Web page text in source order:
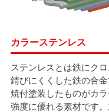
カラーステンレス
ステンレスとは鉄にク
錆びにくくした鉄の合
焼付塗装したものがカ
強度に優れる素材です